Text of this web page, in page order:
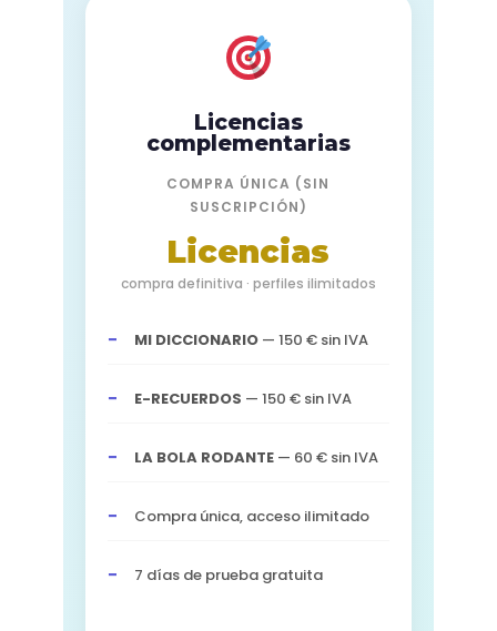
Licencias
complementarias
COMPRA ÚNICA (SIN
SUSCRIPCIÓN)
Licencias
compra definitiva · perfiles ilimitados
MI DICCIONARIO— 150 € sin IVA
E-RECUERDOS — 150 € sin IVA
LA BOLA RODANTE— 60 € sin IVA
Compra única, acceso ilimitado
7 días de prueba gratuita